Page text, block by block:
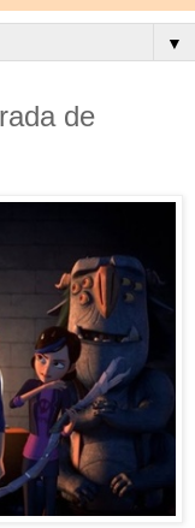
▼
de